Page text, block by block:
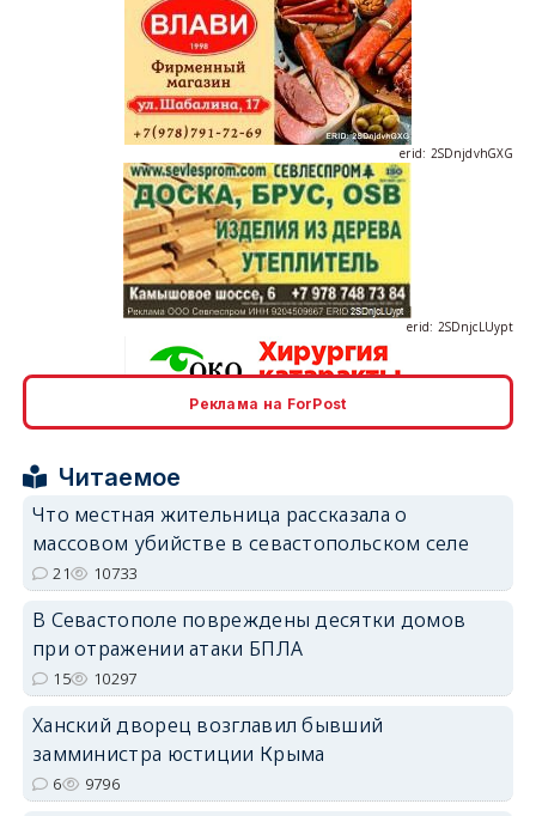
erid: 2SDnjdvhGXG
erid: 2SDnjcrDNw6
Реклама на ForPost
Читаемое
Что местная жительница рассказала о
массовом убийстве в севастопольском селе
21 10733
В Севастополе повреждены десятки домов
при отражении атаки БПЛА
15 10297
Ханский дворец возглавил бывший
замминистра юстиции Крыма
6 9796